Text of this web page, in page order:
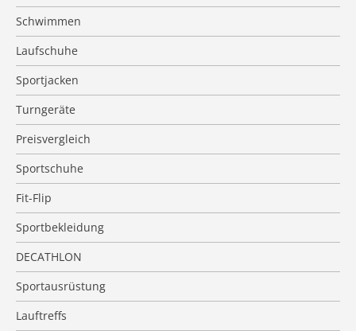
Schwimmen
Laufschuhe
Sportjacken
Turngeräte
Preisvergleich
Sportschuhe
Fit-Flip
Sportbekleidung
DECATHLON
Sportausrüstung
Lauftreffs